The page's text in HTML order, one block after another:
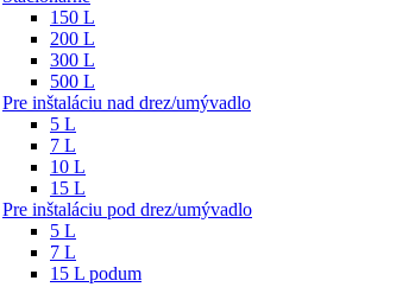
150 L
200 L
300 L
500 L
Pre inštaláciu nad drez/umývadlo
5 L
7 L
10 L
15 L
Pre inštaláciu pod drez/umývadlo
5 L
7 L
15 L podum